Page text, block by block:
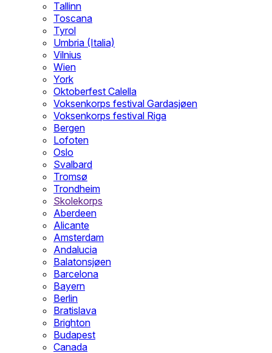
Tallinn
Toscana
Tyrol
Umbria (Italia)
Vilnius
Wien
York
Oktoberfest Calella
Voksenkorps festival Gardasjøen
Voksenkorps festival Riga
Bergen
Lofoten
Oslo
Svalbard
Tromsø
Trondheim
Skolekorps
Aberdeen
Alicante
Amsterdam
Andalucia
Balatonsjøen
Barcelona
Bayern
Berlin
Bratislava
Brighton
Budapest
Canada